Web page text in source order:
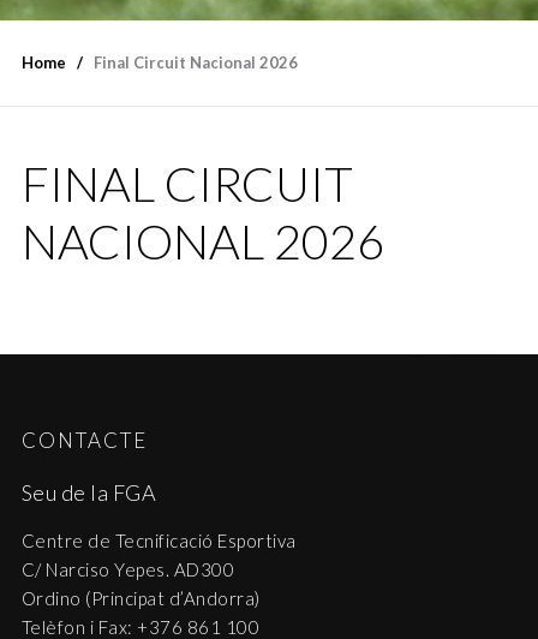
Home Final Circuit Nacional 2026
FINAL CIRCUIT
NACIONAL 2026
CONTACTE
Seu de la FGA
Centre de Tecnificació Esportiva
C/ Narciso Yepes. AD300
Ordino (Principat d’Andorra)
Telèfon i Fax: +376 861 100